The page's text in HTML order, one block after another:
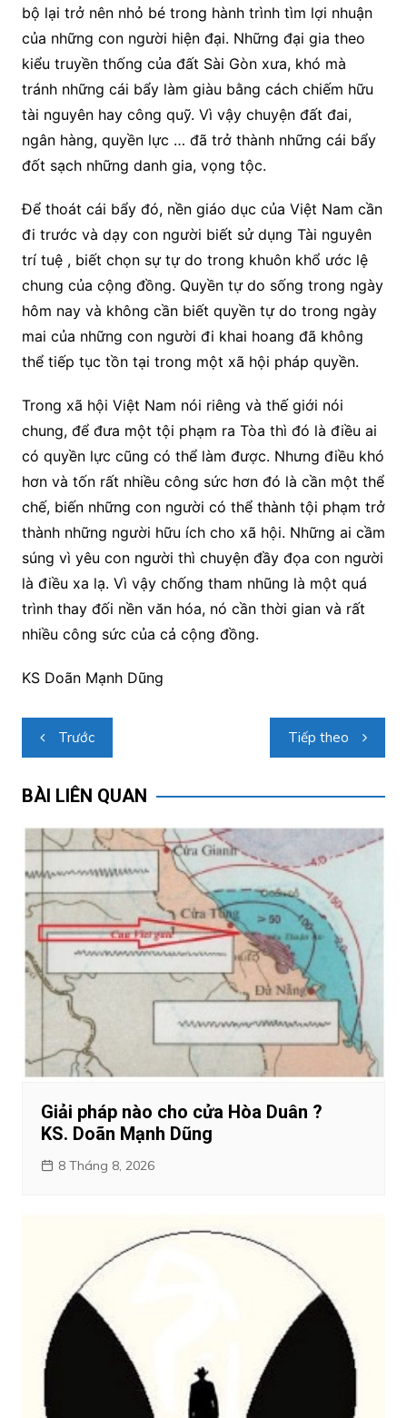
bộ lại trở nên nhỏ bé trong hành trình tìm lợi nhuận
của những con người hiện đại. Những đại gia theo
kiểu truyền thống của đất Sài Gòn xưa, khó mà
tránh những cái bẩy làm giàu bằng cách chiếm hữu
tài nguyên hay công quỹ. Vì vậy chuyện đất đai,
ngân hàng, quyền lực … đã trở thành những cái bẩy
đốt sạch những danh gia, vọng tộc.
Để thoát cái bẩy đó, nền giáo dục của Việt Nam cần
đi trước và dạy con người biết sử dụng Tài nguyên
trí tuệ , biết chọn sự tự do trong khuôn khổ ước lệ
chung của cộng đồng. Quyền tự do sống trong ngày
hôm nay và không cần biết quyền tự do trong ngày
mai của những con người đi khai hoang đã không
thể tiếp tục tồn tại trong một xã hội pháp quyền.
Trong xã hội Việt Nam nói riêng và thế giới nói
chung, để đưa một tội phạm ra Tòa thì đó là điều ai
có quyền lực cũng có thể làm được. Nhưng điều khó
hơn và tốn rất nhiều công sức hơn đó là cần một thể
chế, biến những con người có thể thành tội phạm trở
thành những người hữu ích cho xã hội. Những ai cầm
súng vì yêu con người thì chuyện đầy đọa con người
là điều xa lạ. Vì vậy chống tham nhũng là một quá
trình thay đối nền văn hóa, nó cần thời gian và rất
nhiều công sức của cả cộng đồng.
KS Doãn Mạnh Dũng
Điều
hướng
bài
Trước Tiếp theo
BÀI LIÊN QUAN
Giải pháp nào cho cửa Hòa Duân ?
KS. Doãn Mạnh Dũng
8 Tháng 8, 2026